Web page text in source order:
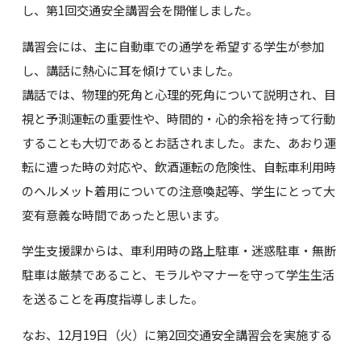
し、第1回交通安全講習会を開催しました。
講習会には、主に自動車での通学を希望する学生が参加
し、講話に熱心に耳を傾けていました。
講話では、物理的死角と心理的死角について説明され、目
視と予測運転の重要性や、時間的・心的余裕を持って行動
することも大切であるとお話されました。また、あおり運
転に遭った時の対応や、飲酒運転の危険性、自転車利用時
のヘルメット着用についての注意喚起等、学生にとって大
変有意義な時間であったと思います。
学生支援課からは、車利用時の路上駐車・迷惑駐車・無断
駐車は厳禁であること、モラルやマナーを守って学生生活
を送ることを再度指導しました。
なお、12月19日（火）に第2回交通安全講習会を実施する